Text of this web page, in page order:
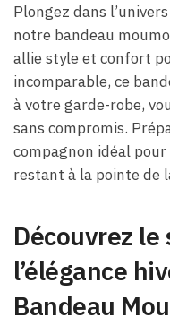
Plongez dans
notre bandeau
allie style et confort
incomparable, ce
à votre garde-robe,
sans compromis.
compagnon idéal
restant à la pointe de
Découvrez le
l’élégance
Bandeau